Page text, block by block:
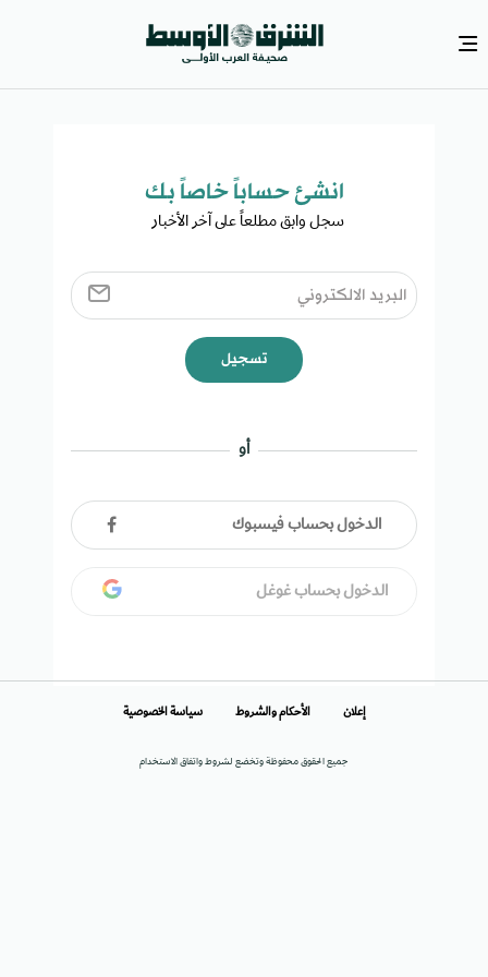
انشئ حساباً خاصاً بك​
سجل وابق مطلعاً على آخر الأخبار ​
تسجيل
أو
الدخول بحساب فيسبوك
الدخول بحساب غوغل
جميع الحقوق محفوظة وتخضع لشروط واتفاق الاستخدام
إعلان الأحكام والشروط سياسة الخصوصية